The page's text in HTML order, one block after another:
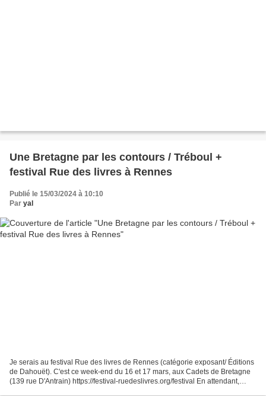
Une Bretagne par les contours / Tréboul +
festival Rue des livres à Rennes
Publié le 15/03/2024 à 10:10
Par yal
Je serais au festival Rue des livres de Rennes (catégorie exposant/ Éditions
de Dahouët). C'est ce week-end du 16 et 17 mars, aux Cadets de Bretagne
(139 rue D'Antrain) https://festival-ruedeslivres.org/festival En attendant,